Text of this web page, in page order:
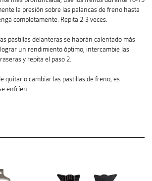
la presión sobre las palancas de freno hasta
completamente. Repita 2-3 veces.
pastillas delanteras se habrán calentado más
un rendimiento óptimo, intercambie las
y repita el paso 2.
quitar o cambiar las pastillas de freno, es
enfríen.